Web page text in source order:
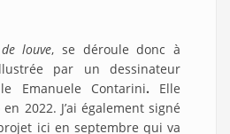
louve, se déroule donc à
par un dessinateur
Emanuele Contarini. Elle
2022. J’ai également signé
ici en septembre qui va